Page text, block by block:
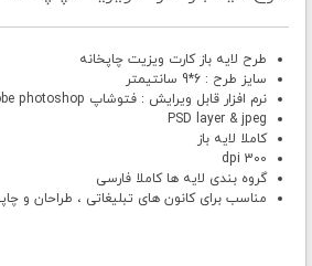
طرح لایه باز کارت ویزیت چاپخانه
سایز طرح : 6*9 سانتیمتر
نرم افزار قابل ویرایش : فتوشاپ Adobe photoshop
PSD layer & jpeg
کاملا لایه باز
300 dpi
گروه بندی لایه ها کاملا فارسی
مناسب برای کانون های تبلیغاتی ، طراحان و